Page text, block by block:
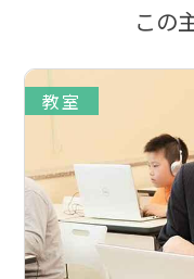
この
教室